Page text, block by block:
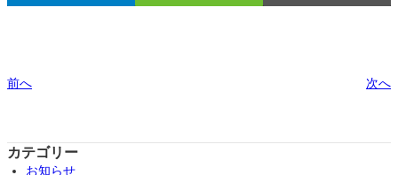
前へ 次へ
カテゴリー
お知らせ